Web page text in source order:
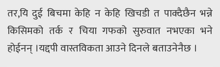
तर,यि दुई बिचमा केहि न केहि खिचडी त पाक्दैछैन भन्ने
किसिमको तर्क र चिया गफको सुरुवात नभएका भने
होईनन् ।यद्दपी वास्तविकता आउने दिनले बताउनेनैछ ।